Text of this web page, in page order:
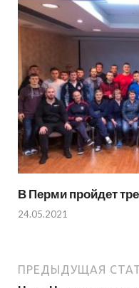
В Перми пройдет
24.05.2021
ПРЕДЫДУЩАЯ